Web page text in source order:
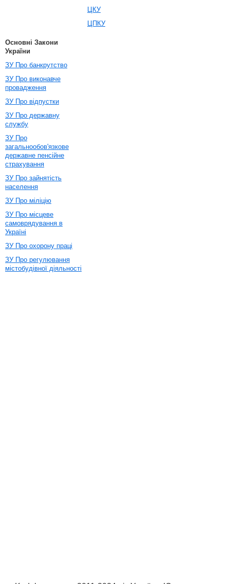
ЦКУ
ЦПКУ
Основні Закони
України
ЗУ Про банкрутство
ЗУ Про виконавче
провадження
ЗУ Про відпустки
ЗУ Про державну
службу
ЗУ Про
загальнообов'язкове
державне пенсійне
страхування
ЗУ Про зайнятість
населення
ЗУ Про міліцію
ЗУ Про місцеве
самоврядування в
Україні
ЗУ Про охорону праці
ЗУ Про регулювання
містобудівної діяльності